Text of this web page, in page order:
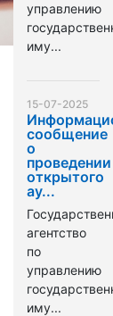
управлению
иму...
15-07-2025
сообщение
о
проведении
открытого
ау...
агентство
по
управлению
иму...